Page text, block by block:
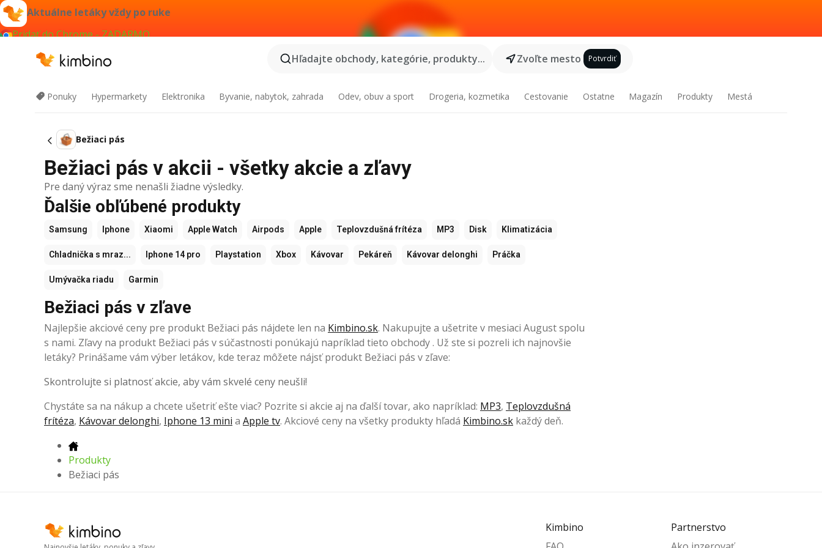
Aktuálne letáky vždy po ruke
Pridať do Chrome - ZADARMO
Hľadajte obchody, kategórie, produkty...
Zvoľte mesto Potvrdiť
Ponuky Hypermarkety Elektronika Byvanie, nabytok, zahrada Odev, obuv a sport Drogeria, kozmetika Cestovanie Ostatne Magazín Produkty Mestá
Bežiaci pás
Bežiaci pás v akcii - všetky akcie a zľavy
Pre daný výraz sme nenašli žiadne výsledky.
Ďalšie obľúbené produkty
Samsung Iphone Xiaomi Apple Watch Airpods Apple Teplovzdušná frítéza MP3 Disk Klimatizácia
Chladnička s mraz... Iphone 14 pro Playstation Xbox Kávovar Pekáreň Kávovar delonghi Práčka
Umývačka riadu Garmin
Bežiaci pás v zľave
Najlepšie akciové ceny pre produkt Bežiaci pás nájdete len na Kimbino.sk. Nakupujte a ušetrite v mesiaci August spolu
s nami. Zľavy na produkt Bežiaci pás v súčastnosti ponúkajú napríklad tieto obchody . Už ste si pozreli ich najnovšie
letáky? Prinášame vám výber letákov, kde teraz môžete nájsť produkt Bežiaci pás v zľave:
Skontrolujte si platnosť akcie, aby vám skvelé ceny neušli!
Chystáte sa na nákup a chcete ušetriť ešte viac? Pozrite si akcie aj na ďalší tovar, ako napríklad: MP3, Teplovzdušná
frítéza, Kávovar delonghi, Iphone 13 mini a Apple tv. Akciové ceny na všetky produkty hľadá Kimbino.sk každý deň.
Produkty
Bežiaci pás
Kimbino
Partnerstvo